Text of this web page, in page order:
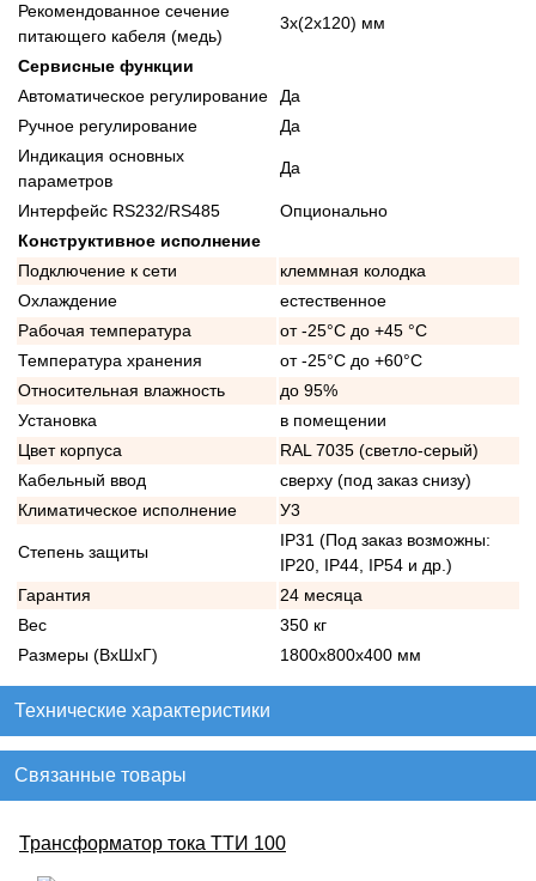
Рекомендованное сечение
питающего кабеля (медь)
3x(2x120) мм
Сервисные функции
Автоматическое регулирование
Да
Ручное регулирование
Да
Индикация основных
параметров
Да
Интерфейс RS232/RS485
Опционально
Конструктивное исполнение
Подключение к сети
клеммная колодка
Охлаждение
естественное
Рабочая температура
от -25°C до +45 °C
Температура хранения
от -25°C до +60°C
Относительная влажность
до 95%
Установка
в помещении
Цвет корпуса
RAL 7035 (светло-серый)
Кабельный ввод
сверху (под заказ снизу)
Климатическое исполнение
У3
Степень защиты
IP31 (Под заказ возможны:
IP20, IP44, IP54 и др.)
Гарантия
24 месяца
Вес
350 кг
Размеры (ВхШхГ)
1800х800х400 мм
Технические характеристики
Связанные товары
Трансформатор тока ТТИ 100